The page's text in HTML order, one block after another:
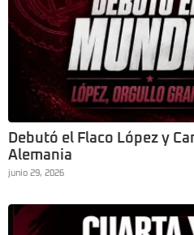
Debutó el Flaco López y
Alemania
junio 29, 2026